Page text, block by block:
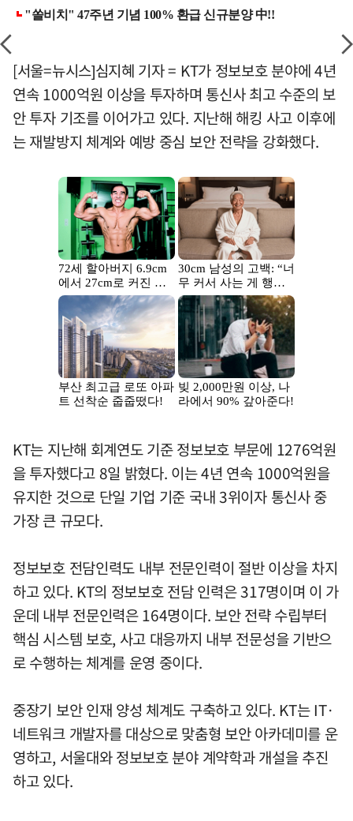
[서울=뉴시스]심지혜 기자 = KT가 정보보호 분야에 4년
연속 1000억원 이상을 투자하며 통신사 최고 수준의 보
안 투자 기조를 이어가고 있다. 지난해 해킹 사고 이후에
는 재발방지 체계와 예방 중심 보안 전략을 강화했다.
KT는 지난해 회계연도 기준 정보보호 부문에 1276억원
을 투자했다고 8일 밝혔다. 이는 4년 연속 1000억원을
유지한 것으로 단일 기업 기준 국내 3위이자 통신사 중
가장 큰 규모다.
정보보호 전담인력도 내부 전문인력이 절반 이상을 차지
하고 있다. KT의 정보보호 전담 인력은 317명이며 이 가
운데 내부 전문인력은 164명이다. 보안 전략 수립부터
핵심 시스템 보호, 사고 대응까지 내부 전문성을 기반으
로 수행하는 체계를 운영 중이다.
중장기 보안 인재 양성 체계도 구축하고 있다. KT는 IT·
네트워크 개발자를 대상으로 맞춤형 보안 아카데미를 운
영하고, 서울대와 정보보호 분야 계약학과 개설을 추진
하고 있다.